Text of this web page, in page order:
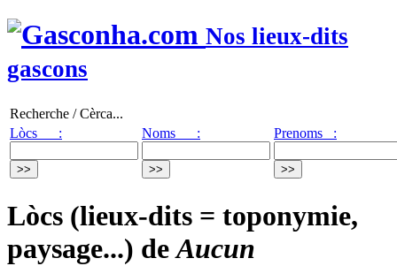
Nos lieux-dits
gascons
Recherche / Cèrca...
Lòcs :
Noms : Prenoms :
Lòcs (lieux-dits = toponymie,
paysage...) deAucun